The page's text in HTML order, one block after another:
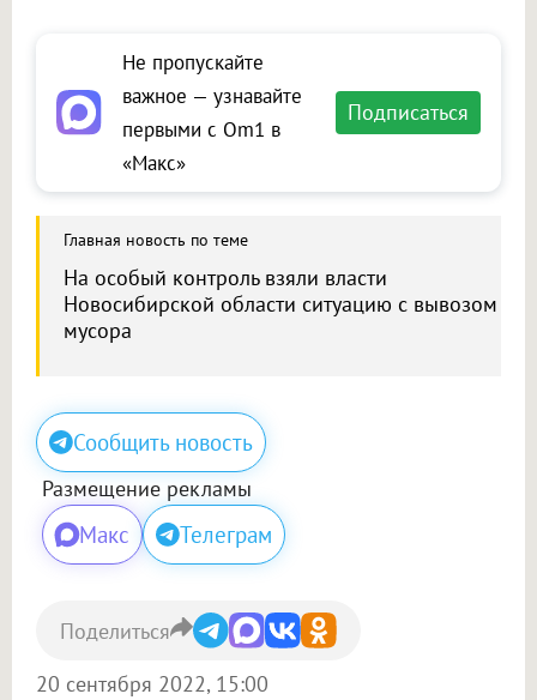
Не пропускайте
важное — узнавайте
первыми с Om1 в
«Макс»
Подписаться
Главная новость по теме
На особый контроль взяли власти
Новосибирской области ситуацию с вывозом
мусора
Сообщить новость
Размещение рекламы
Макс Телеграм
20 сентября 2022, 15:00
Поделиться